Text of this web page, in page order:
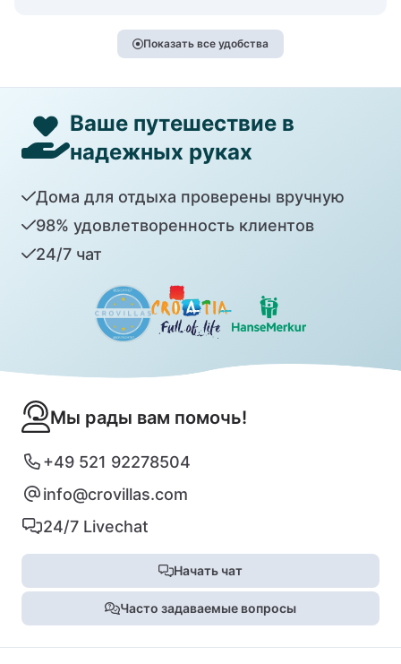
Показать все удобства
Ваше путешествие в
надежных руках
Дома для отдыха проверены вручную
98% удовлетворенность клиентов
24/7 чат
Мы рады вам помочь!
+49 521 92278504
info@crovillas.com
24/7 Livechat
Начать чат
Часто задаваемые вопросы